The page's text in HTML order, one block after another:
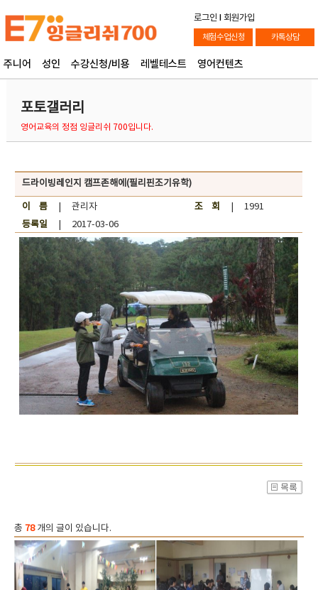
로그인 l 회원가입
체험수업신청 카톡상담
주니어 성인 수강신청/비용 레벨테스트 영어컨텐츠
포토갤러리
영어교육의 정점 잉글리쉬 700입니다.
드라이빙레인지 캠프존해에(필리핀조기유학)
이 름| 관리자 조 회
| 1991
등록일| 2017-03-06
총 78개의 글이 있습니다.